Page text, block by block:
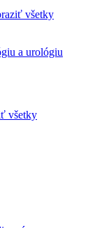
všetky
všetky